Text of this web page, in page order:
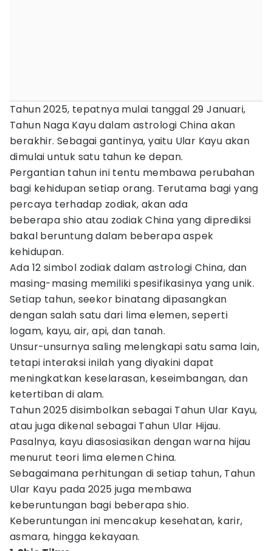
Tahun 2025, tepatnya mulai tanggal 29 Januari,
Tahun Naga Kayu dalam astrologi China akan
berakhir. Sebagai gantinya, yaitu Ular Kayu akan
dimulai untuk satu tahun ke depan.
Pergantian tahun ini tentu membawa perubahan
bagi kehidupan setiap orang. Terutama bagi yang
percaya terhadap zodiak, akan ada
beberapa shio atau zodiak China yang diprediksi
bakal beruntung dalam beberapa aspek
kehidupan.
Ada 12 simbol zodiak dalam astrologi China, dan
masing-masing memiliki spesifikasinya yang unik.
Setiap tahun, seekor binatang dipasangkan
dengan salah satu dari lima elemen, seperti
logam, kayu, air, api, dan tanah.
Unsur-unsurnya saling melengkapi satu sama lain,
tetapi interaksi inilah yang diyakini dapat
meningkatkan keselarasan, keseimbangan, dan
ketertiban di alam.
Tahun 2025 disimbolkan sebagai Tahun Ular Kayu,
atau juga dikenal sebagai Tahun Ular Hijau.
Pasalnya, kayu diasosiasikan dengan warna hijau
menurut teori lima elemen China.
Sebagaimana perhitungan di setiap tahun, Tahun
Ular Kayu pada 2025 juga membawa
keberuntungan bagi beberapa shio.
Keberuntungan ini mencakup kesehatan, karir,
asmara, hingga kekayaan.